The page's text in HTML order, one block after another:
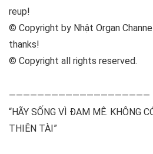
reup!
© Copyright by Nhật Organ
thanks!
© Copyright all rights reserved.
————————————————————
“HÃY SỐNG VÌ ĐAM MÊ. KHÔNG
THIÊN TÀI”